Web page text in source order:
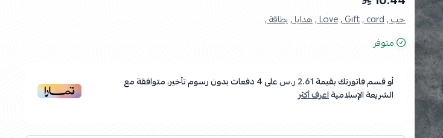
حب ,card ,
Gift ,
Love , هدايا ,بطاقة ,
متوفر
أو قسم فاتورتك بقيمة2.61 ر.س على4دفعات بدون رسوم تأخير، متوافقة مع
الشريعة الإسلاميةاعرف أكثر